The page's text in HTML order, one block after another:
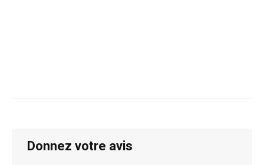
Donnez votre avis